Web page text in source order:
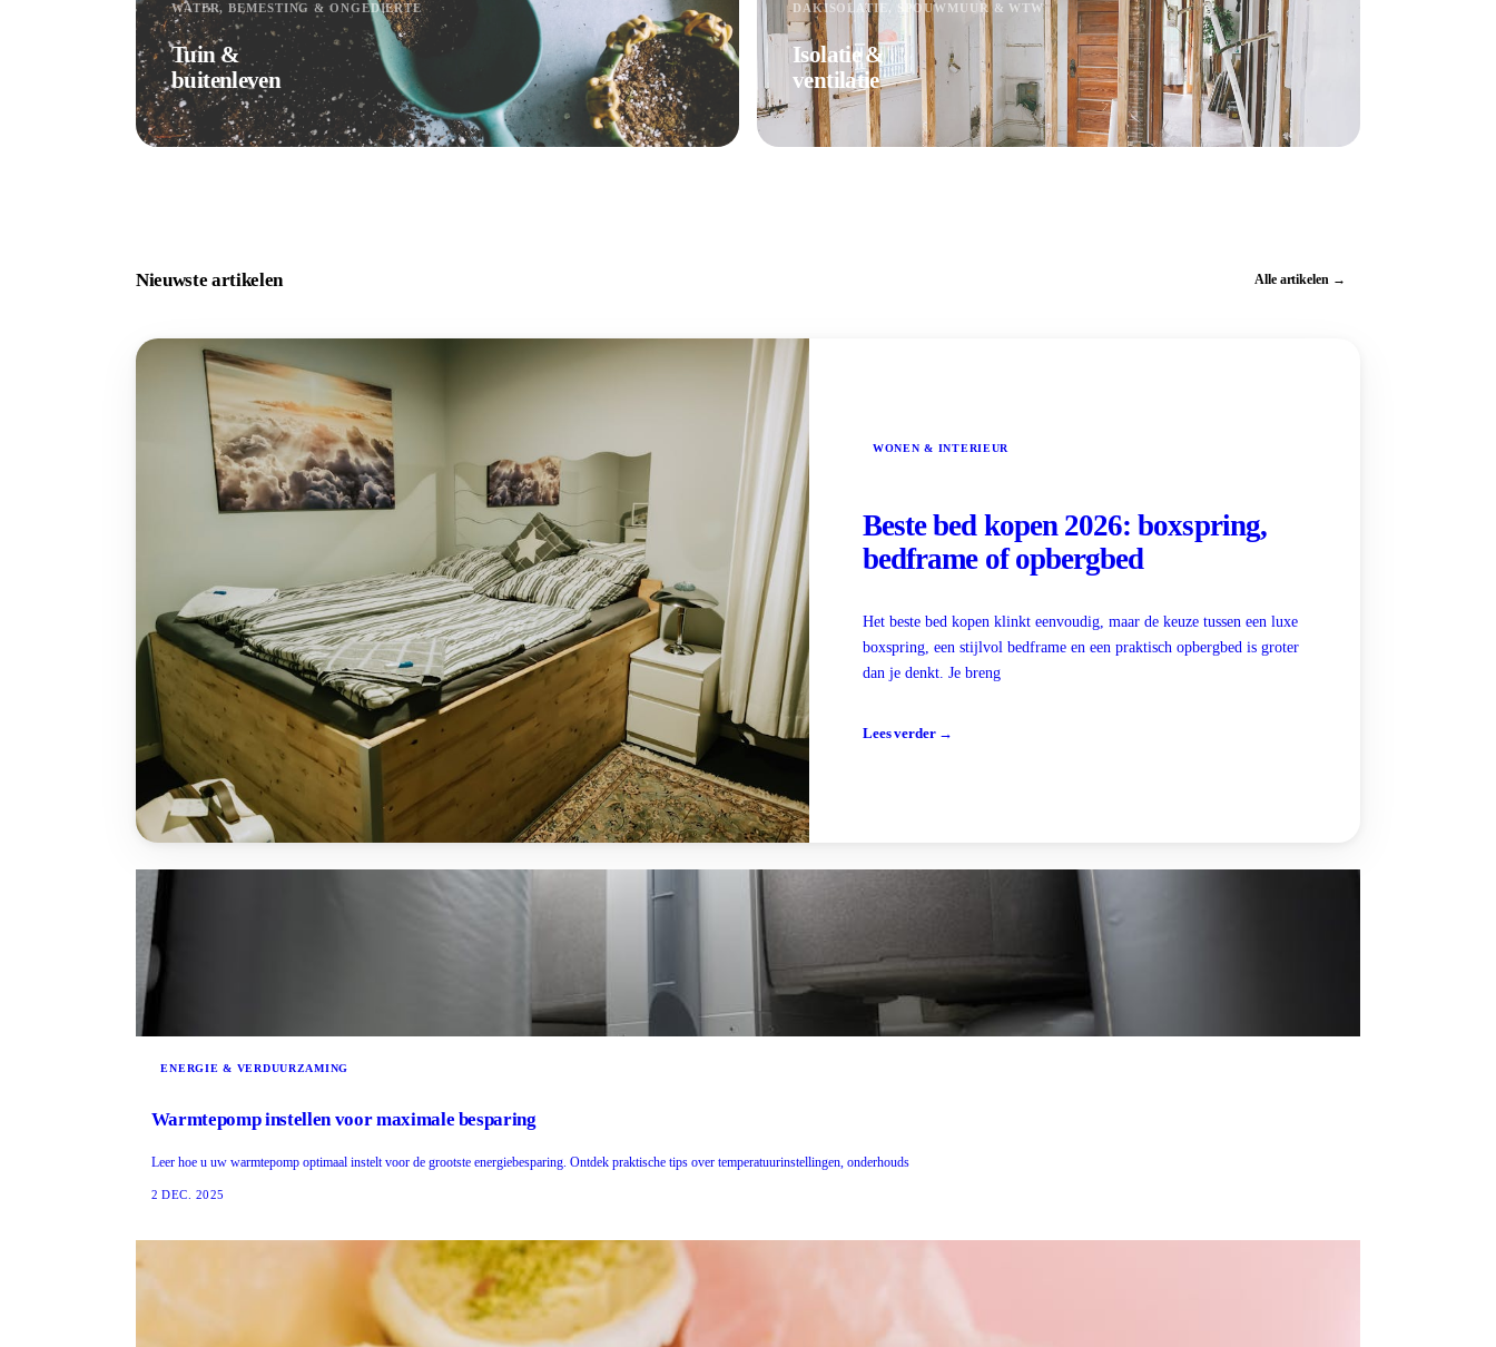
WATER, BEMESTING & ONGEDIERTE
Tuin &
buitenleven
DAKISOLATIE, SPOUWMUUR & WTW
Isolatie &
ventilatie
Nieuwste artikelen Alle artikelen →
WONEN & INTERIEUR
Beste bed kopen 2026: boxspring,
bedframe of opbergbed
Het beste bed kopen klinkt eenvoudig, maar de keuze tussen een luxe
boxspring, een stijlvol bedframe en een praktisch opbergbed is groter
dan je denkt. Je breng
Lees verder →
ENERGIE & VERDUURZAMING
Warmtepomp instellen voor maximale besparing
Leer hoe u uw warmtepomp optimaal instelt voor de grootste energiebesparing. Ontdek praktische tips over temperatuurinstellingen, onderhouds
2 DEC. 2025